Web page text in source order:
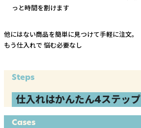
っと時間を割けます
他にはない商品を簡単に見つけて手軽に注文。
もう仕入れで 悩む必要なし
Steps
仕入れはかんたん4ステップ
Cases